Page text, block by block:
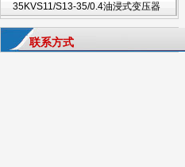
35KVS11/S13-35/0.4油浸式变压器
联系方式